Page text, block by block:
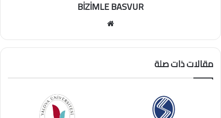
BİZİMLE BASVUR
مقالات ذات صلة